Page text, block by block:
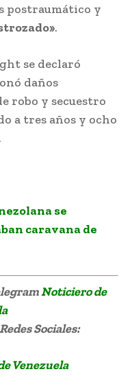
postraumático y
.
se declaró
daños
robo y secuestro
a tres años y ocho
su amante gay
se
caravana de
Noticiero de
Sociales:
Venezuela